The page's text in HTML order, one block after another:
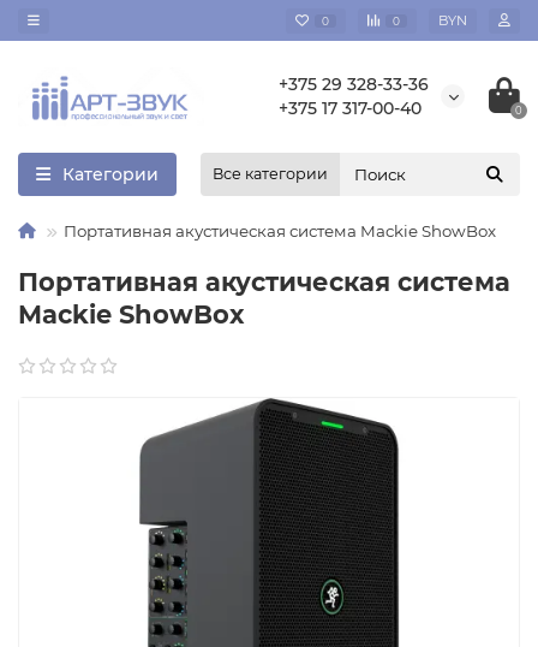
0 0 BYN
+375 29 328-33-36
+375 17 317-00-40
0
Категории Все категории
Портативная акустическая система Mackie ShowBox
Портативная акустическая система
Mackie ShowBox